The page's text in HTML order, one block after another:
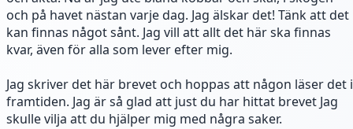
och på havet nästan varje dag. Jag älskar det! Tänk att det
kan finnas något sånt. Jag vill att allt det här ska finnas
kvar, även för alla som lever efter mig.
Jag skriver det här brevet och hoppas att någon läser det i
framtiden. Jag är så glad att just du har hittat brevet Jag
skulle vilja att du hjälper mig med några saker.